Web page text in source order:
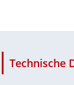
Technische